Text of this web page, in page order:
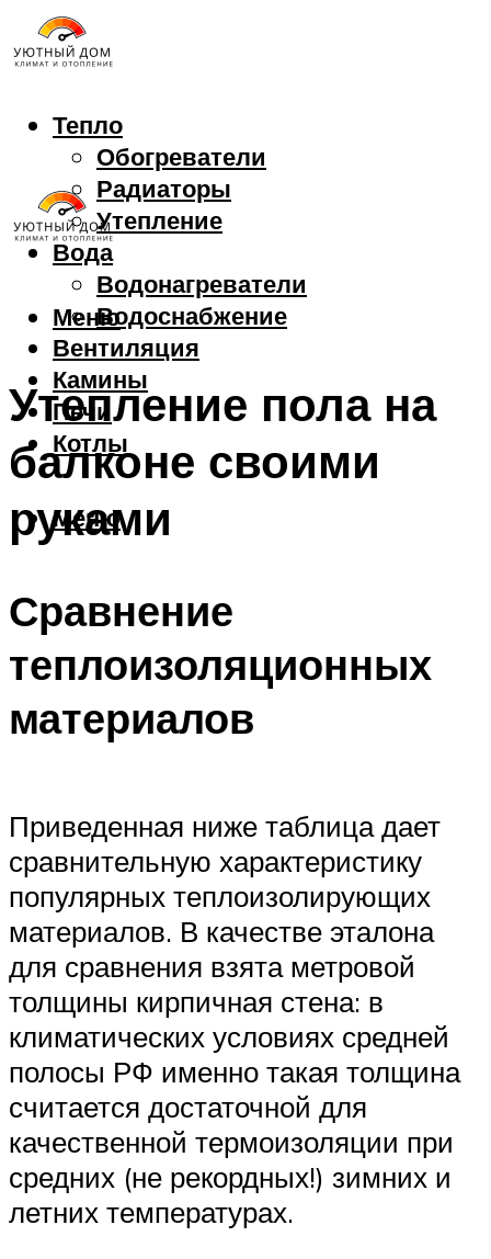
Тепло
Обогреватели
Радиаторы
Утепление
Вода
Водонагреватели
Водоснабжение
Вентиляция
Камины
Печи
Котлы
Меню
Меню
Утепление пола на
балконе своими
руками
Сравнение
теплоизоляционных
материалов
Приведенная ниже таблица дает
сравнительную характеристику
популярных теплоизолирующих
материалов. В качестве эталона
для сравнения взята метровой
толщины кирпичная стена: в
климатических условиях средней
полосы РФ именно такая толщина
считается достаточной для
качественной термоизоляции при
средних (не рекордных!) зимних и
летних температурах.